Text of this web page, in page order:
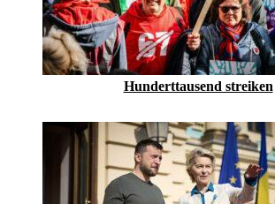
Hunderttausend streiken